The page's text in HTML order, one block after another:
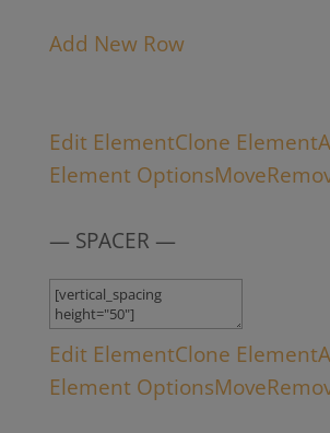
Add New Row
Edit ElementClone Element
Element OptionsMove
— SPACER —
Edit ElementClone Element
Element OptionsMove